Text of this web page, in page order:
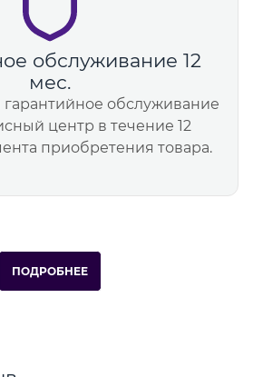
обслуживание 12
мес.
обслуживание
центр в течение 12
приобретения товара.
ПОДРОБНЕЕ